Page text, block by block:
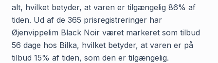
alt, hvilket betyder, at varen er tilgængelig 86% af
tiden. Ud af de 365 prisregistreringer har
Øjenvippelim Black Noir været markeret som tilbud
56 dage hos Bilka, hvilket betyder, at varen er på
tilbud 15% af tiden, som den er tilgængelig.